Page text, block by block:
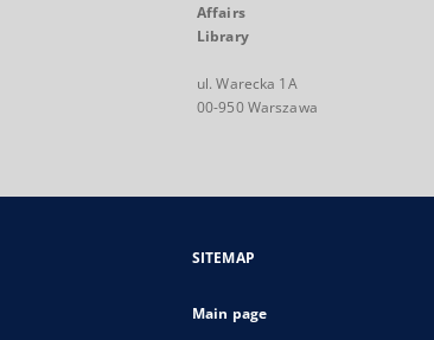
Affairs
Library
ul. Warecka 1A
00-950 Warszawa
SITEMAP
Main page